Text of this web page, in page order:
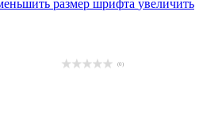
размер шрифта увеличить
(0)